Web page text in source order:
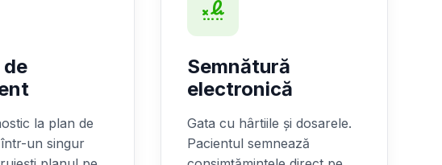
de
la plan de
un singur
signature
Semnătură
electronică
Gata cu hârtiile și dosarele.
Pacientul semnează